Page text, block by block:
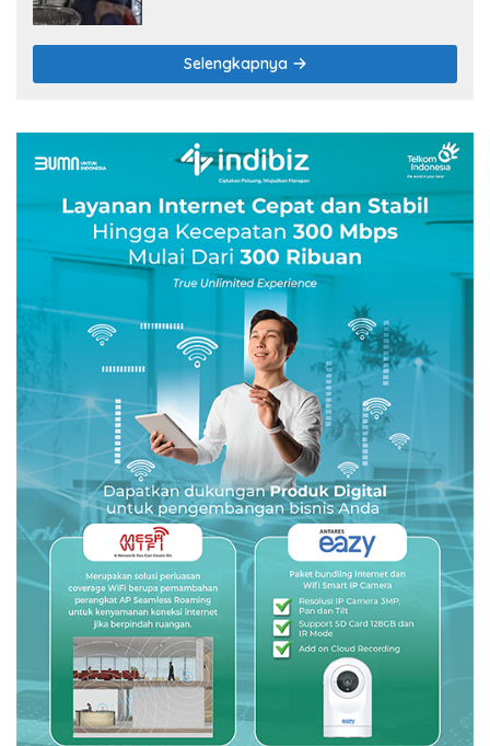
Selengkapnya